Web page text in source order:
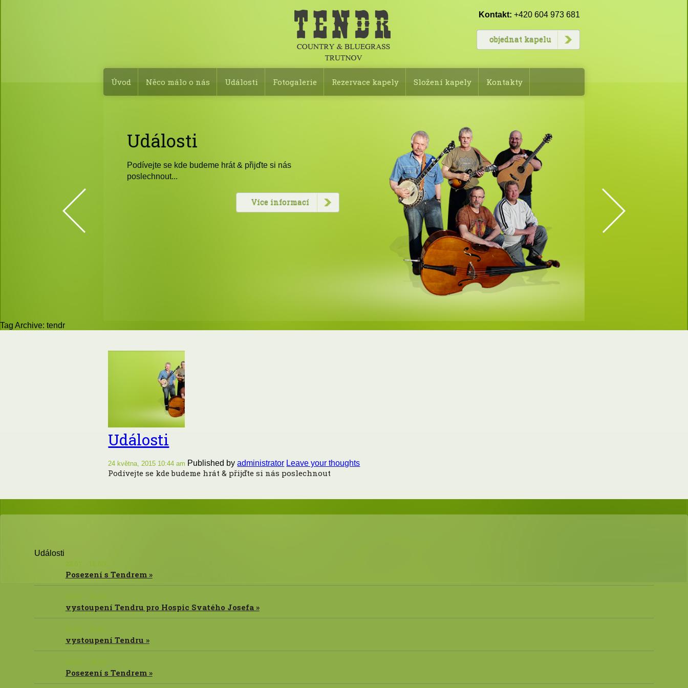
Kontakt: +420 604 973 681
objednat kapelu
Úvod Něco málo o nás Události Fotogalerie Rezervace kapely Složení kapely Kontakty
Události
Podívejte se kde budeme hrát & přijďte si nás
poslechnout...
Více informací
Tag Archive: tendr
Události
24 května, 2015 10:44 am Published byadministrator Leave your thoughts
Podívejte se kde budeme hrát & přijďte si nás poslechnout
Události
23.07. - 18:00 -
Posezení s Tendrem »
25.07. - 19:00 -
vystoupení Tendru pro Hospic Svatého Josefa »
01.08. - 15:30 -
vystoupení Tendru »
03.09. - 18:00 -
Posezení s Tendrem »